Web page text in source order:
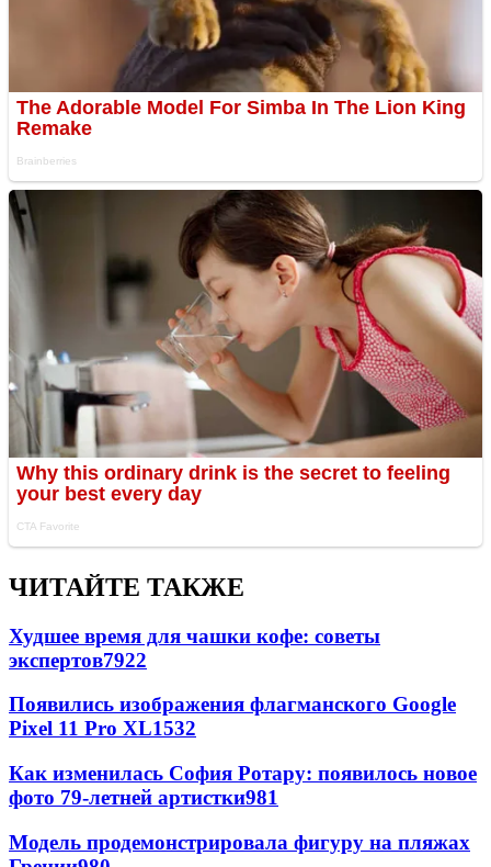
ЧИТАЙТЕ ТАКЖЕ
Худшее время для чашки кофе: советы
экспертов7922
Появились изображения флагманского Google
Pixel 11 Pro XL1532
Как изменилась София Ротару: появилось новое
фото 79-летней артистки981
Модель продемонстрировала фигуру на пляжах